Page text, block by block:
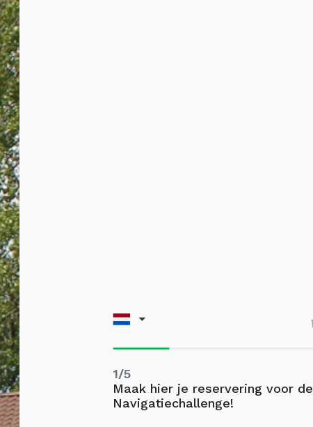
1/5
Maak hier je reservering voor de
Navigatiechallenge!